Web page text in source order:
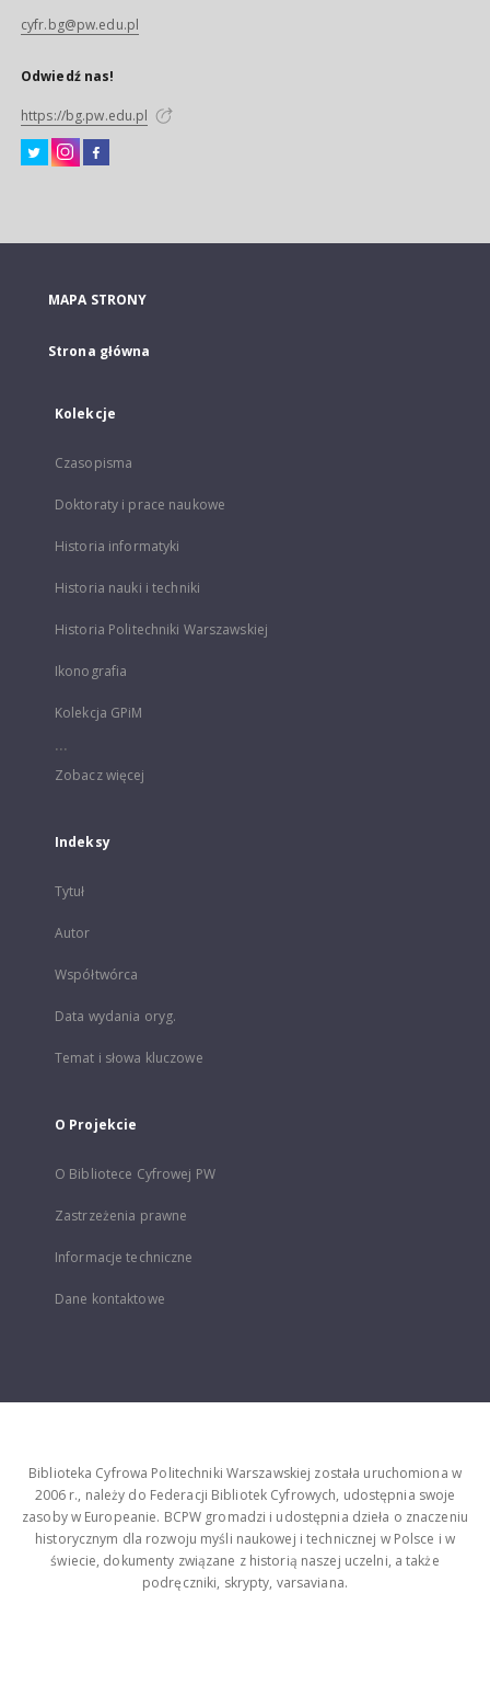
cyfr.bg@pw.edu.pl
Odwiedź nas!
https://bg.pw.edu.pl
MAPA STRONY
Strona główna
Kolekcje
Czasopisma
Doktoraty i prace naukowe
Historia informatyki
Historia nauki i techniki
Historia Politechniki Warszawskiej
Ikonografia
Kolekcja GPiM
...
Zobacz więcej
Indeksy
Tytuł
Autor
Współtwórca
Data wydania oryg.
Temat i słowa kluczowe
O Projekcie
O Bibliotece Cyfrowej PW
Zastrzeżenia prawne
Informacje techniczne
Dane kontaktowe
Biblioteka Cyfrowa Politechniki Warszawskiej została uruchomiona w
2006 r., należy do Federacji Bibliotek Cyfrowych, udostępnia swoje
zasoby w Europeanie. BCPW gromadzi i udostępnia dzieła o znaczeniu
historycznym dla rozwoju myśli naukowej i technicznej w Polsce i w
świecie, dokumenty związane z historią naszej uczelni, a także
podręczniki, skrypty, varsaviana.